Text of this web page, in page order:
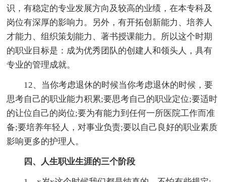
识，有稳定的专业发展方向及较高的业绩，在本专科及
岗位有深厚的影响力。另外，有开拓创新能力、培养人
才能力、组织策划能力、著书授课能力。所以这个时期
的职业目标是：成为优秀团队的创建人和领头人，具有
专业的管理成就。
12、当你考虑退休的时候当你考虑退休的时候，要
思考自己的职业能力积累;要思考自己的职业定位;要适时
的让位自己的岗位;要为有能力到任何一所医院工作而准
备;要培养年轻人，对事业负责;要以自己良好的职业素质
影响更多的护理人。
四、人生职业生涯的三个阶段